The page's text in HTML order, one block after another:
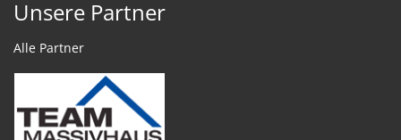
Unsere Partner
Alle Partner